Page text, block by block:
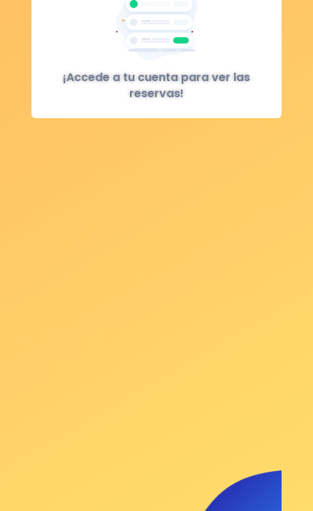
¡Accede a tu cuenta para ver las
reservas!